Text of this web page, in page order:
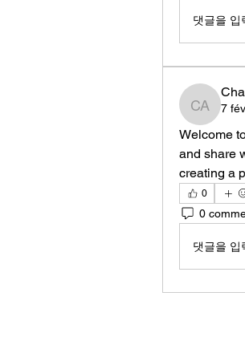
댓글을 입
7
Welcome
and share
creating a
0
0
댓글을 입